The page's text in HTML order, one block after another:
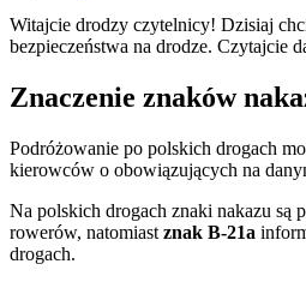
Witajcie drodzy czytelnicy! Dzisiaj
bezpieczeństwa na drodze.⁣ Czytajcie
Znaczenie znaków
Podróżowanie po polskich drogach
kierowców o obowiązujących na
Na ​polskich drogach znaki nakazu są
rowerów, natomiast znak B-21a
drogach.